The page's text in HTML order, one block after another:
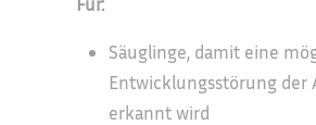
Säuglinge, damit eine
Entwicklungsstörung der
erkannt wird